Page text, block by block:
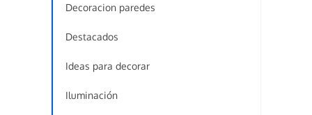
Decoracion paredes
Destacados
Ideas para decorar
Iluminación